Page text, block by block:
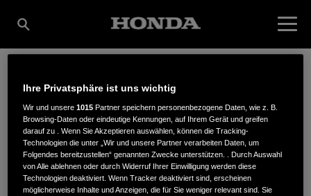
ENDRESS
MOTORGERÄTE GMBH
Ihre Privatsphäre ist uns wichtig
Wir und unsere1015 Partner speichern personenbezogene Daten, wie z. B.
Browsing-Daten oder eindeutige Kennungen, auf Ihrem Gerät und greifen
darauf zu . Wenn Sie Akzeptieren auswählen, können die Tracking-
Technologien die unter „Wir und unsere Partner verarbeiten Daten, um
Folgendes bereitzustellen“ genannten Zwecke unterstützen. . Durch Auswahl
von Alle ablehnen oder durch Widerruf Ihrer Einwilligung werden diese
Technologien deaktiviert. Wenn Tracker deaktiviert sind, erscheinen
möglicherweise Inhalte und Anzeigen, die für Sie weniger relevant sind. Sie